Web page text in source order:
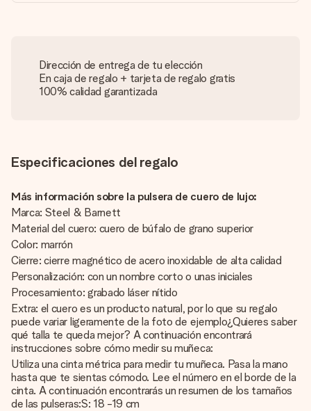
Dirección de entrega de tu elección
En caja de regalo + tarjeta de regalo gratis
100% calidad garantizada
Especificaciones del regalo
Más información sobre la pulsera de cuero de lujo:
Marca: Steel & Barnett
Material del cuero: cuero de búfalo de grano superior
Color: marrón
Cierre: cierre magnético de acero inoxidable de alta calidad
Personalización: con un nombre corto o unas iniciales
Procesamiento: grabado láser nítido
Extra: el cuero es un producto natural, por lo que su regalo
puede variar ligeramente de la foto de ejemplo¿Quieres saber
qué talla te queda mejor? A continuación encontrará
instrucciones sobre cómo medir su muñeca:
Utiliza una cinta métrica para medir tu muñeca. Pasa la mano
hasta que te sientas cómodo. Lee el número en el borde de la
cinta. A continuación encontrarás un resumen de los tamaños
de las pulseras:S: 18 -19 cm